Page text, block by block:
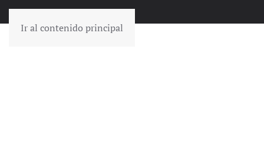
Ir al contenido principal